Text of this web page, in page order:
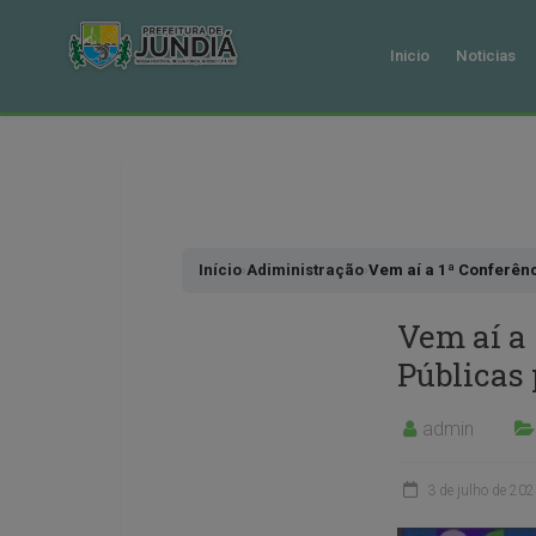
Inicio Noticias
Início›Adiministração›Vem aí a 1ª
Vem aí
Públicas
admin
3 de julho de